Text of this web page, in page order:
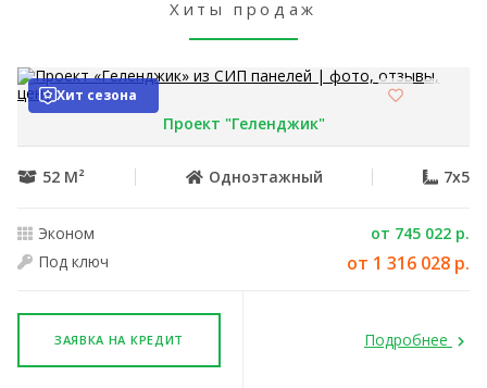
Хиты продаж
Хит сезона
Проект "Геленджик"
52 М² Одноэтажный 7x5
Эконом
от 745 022 р.
Под ключ
от 1 316 028 р.
ЗАЯВКА НА КРЕДИТ Подробнее